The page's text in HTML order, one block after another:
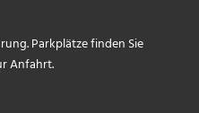
Parkplätze finden Sie
Anfahrt.